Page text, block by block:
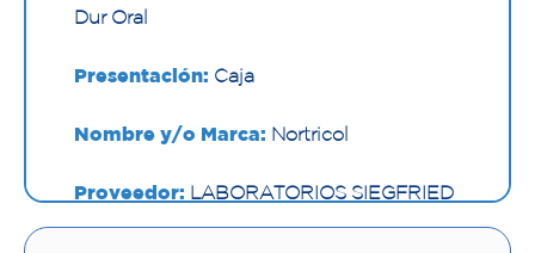
Dur Oral
Presentación: Caja
Nombre y/o Marca: Nortricol
Proveedor: LABORATORIOS SIEGFRIED
S.A